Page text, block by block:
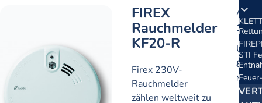
STI
FIREX
Rauchmelder
KF20-R
Firex 230V-
Rauchmelder
zählen weltweit zu
UVP:
MwSt.